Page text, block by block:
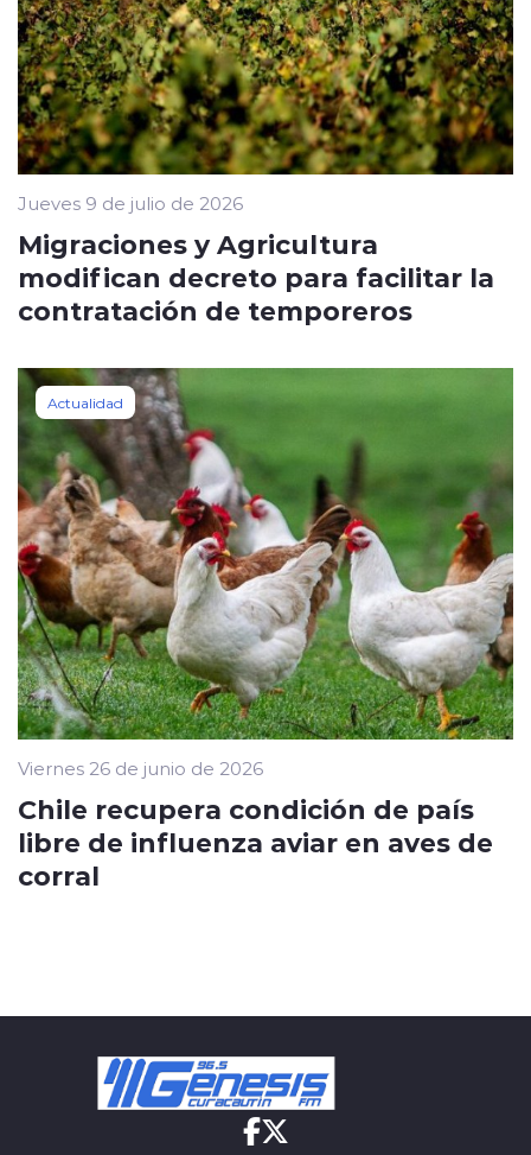
Jueves 9 de julio de 2026
Migraciones y Agricultura
modifican decreto para facilitar la
contratación de temporeros
Actualidad
Viernes 26 de junio de 2026
Chile recupera condición de país
libre de influenza aviar en aves de
corral